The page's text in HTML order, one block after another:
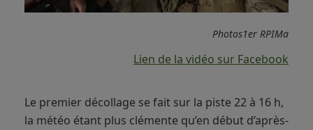
Photos1er RPIMa
Lien de la vidéo sur Facebook
Le premier décollage se fait sur la piste 22 à 16 h,
la météo étant plus clémente qu’en début d’après-